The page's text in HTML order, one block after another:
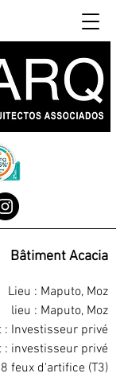
Bâtiment Acacia
Lieu : Maputo, Moz
lieu : Maputo, Moz
: Investisseur privé
: investisseur privé
feux d'artifice (T3)